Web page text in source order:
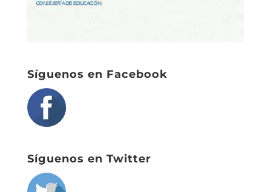
Síguenos en Facebook
Síguenos en Twitter